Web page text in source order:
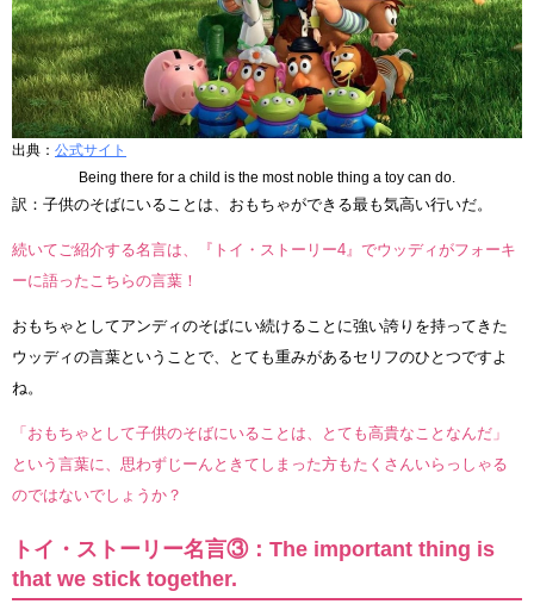
出典： 公式サイト
Being there for a child is the most noble thing a toy can do.
訳：子供のそばにいることは、おもちゃができる最も気高い行いだ。
続いてご紹介する名言は、『トイ・ストーリー4』でウッディがフォーキ
ーに語ったこちらの言葉！
おもちゃとしてアンディのそばにい続けることに強い誇りを持ってきた
ウッディの言葉ということで、とても重みがあるセリフのひとつですよ
ね。
「おもちゃとして子供のそばにいることは、とても高貴なことなんだ」
という言葉に、思わずじーんときてしまった方もたくさんいらっしゃる
のではないでしょうか？
トイ・ストーリー名言③：The important thing is
that we stick together.